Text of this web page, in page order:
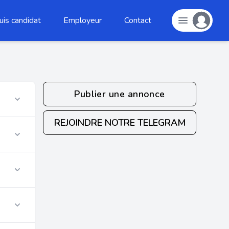
candidat Employeur Contact
Publier une annonce
REJOINDRE NOTRE TELEGRAM